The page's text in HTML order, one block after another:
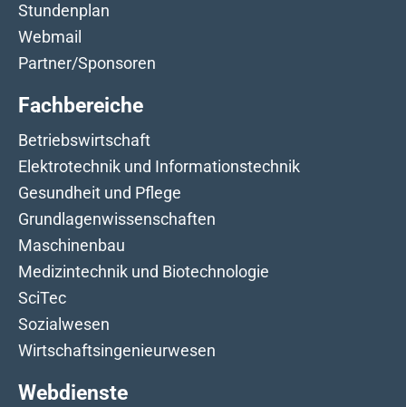
Stundenplan
Webmail
Partner/Sponsoren
Fachbereiche
Betriebswirtschaft
Elektrotechnik und Informationstechnik
Gesundheit und Pflege
Grundlagenwissenschaften
Maschinenbau
Medizintechnik und Biotechnologie
SciTec
Sozialwesen
Wirtschaftsingenieurwesen
Webdienste